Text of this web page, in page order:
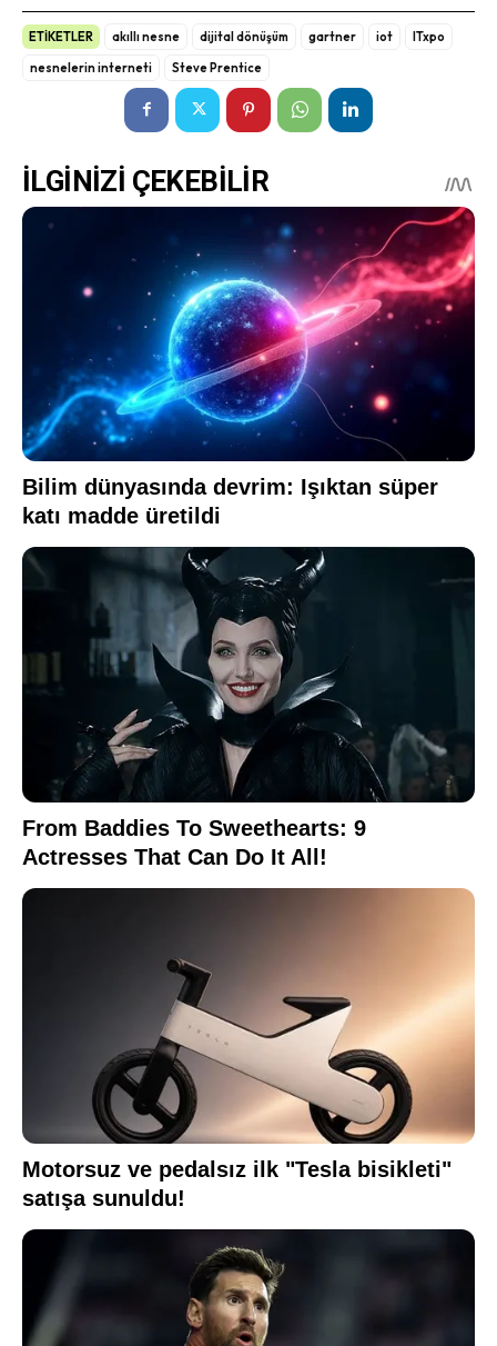
ETİKETLER akıllı nesne dijital dönüşüm gartner iot
ITxpo
nesnelerin interneti
Steve Prentice